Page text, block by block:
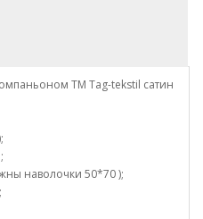
TM Tag-tekstil сатин
наволочки 50*70 );